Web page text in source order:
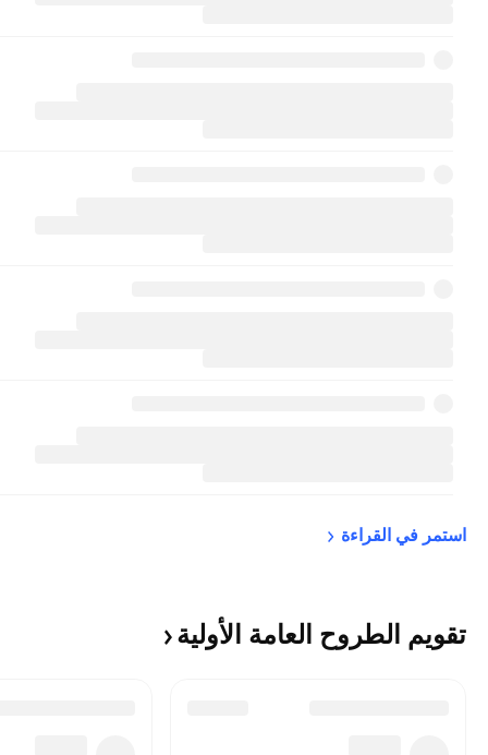
استمر في القراءة
تقويم الطروح العامة الأولية